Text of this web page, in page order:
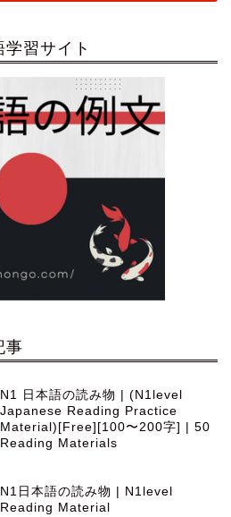
習サイト
事
N1 日本語の読み物 | (N1level
Japanese Reading Practice
Material)[Free][100〜200字] | 50
Reading Materials
N1日本語の読み物 | N1level
Reading Material